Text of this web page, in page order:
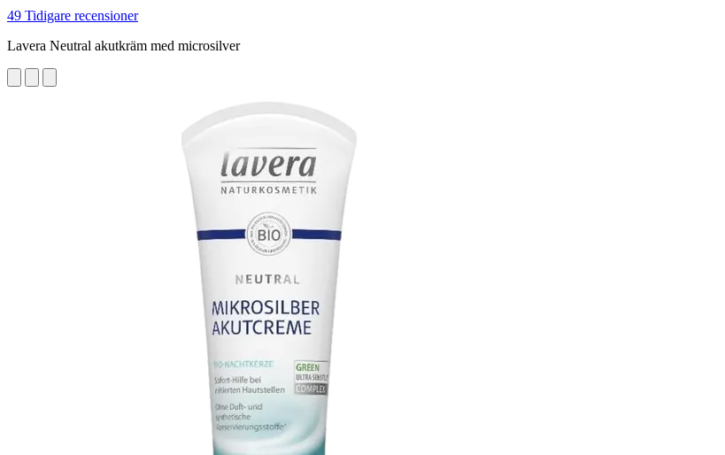
49 Tidigare recensioner
Lavera Neutral akutkräm med microsilver